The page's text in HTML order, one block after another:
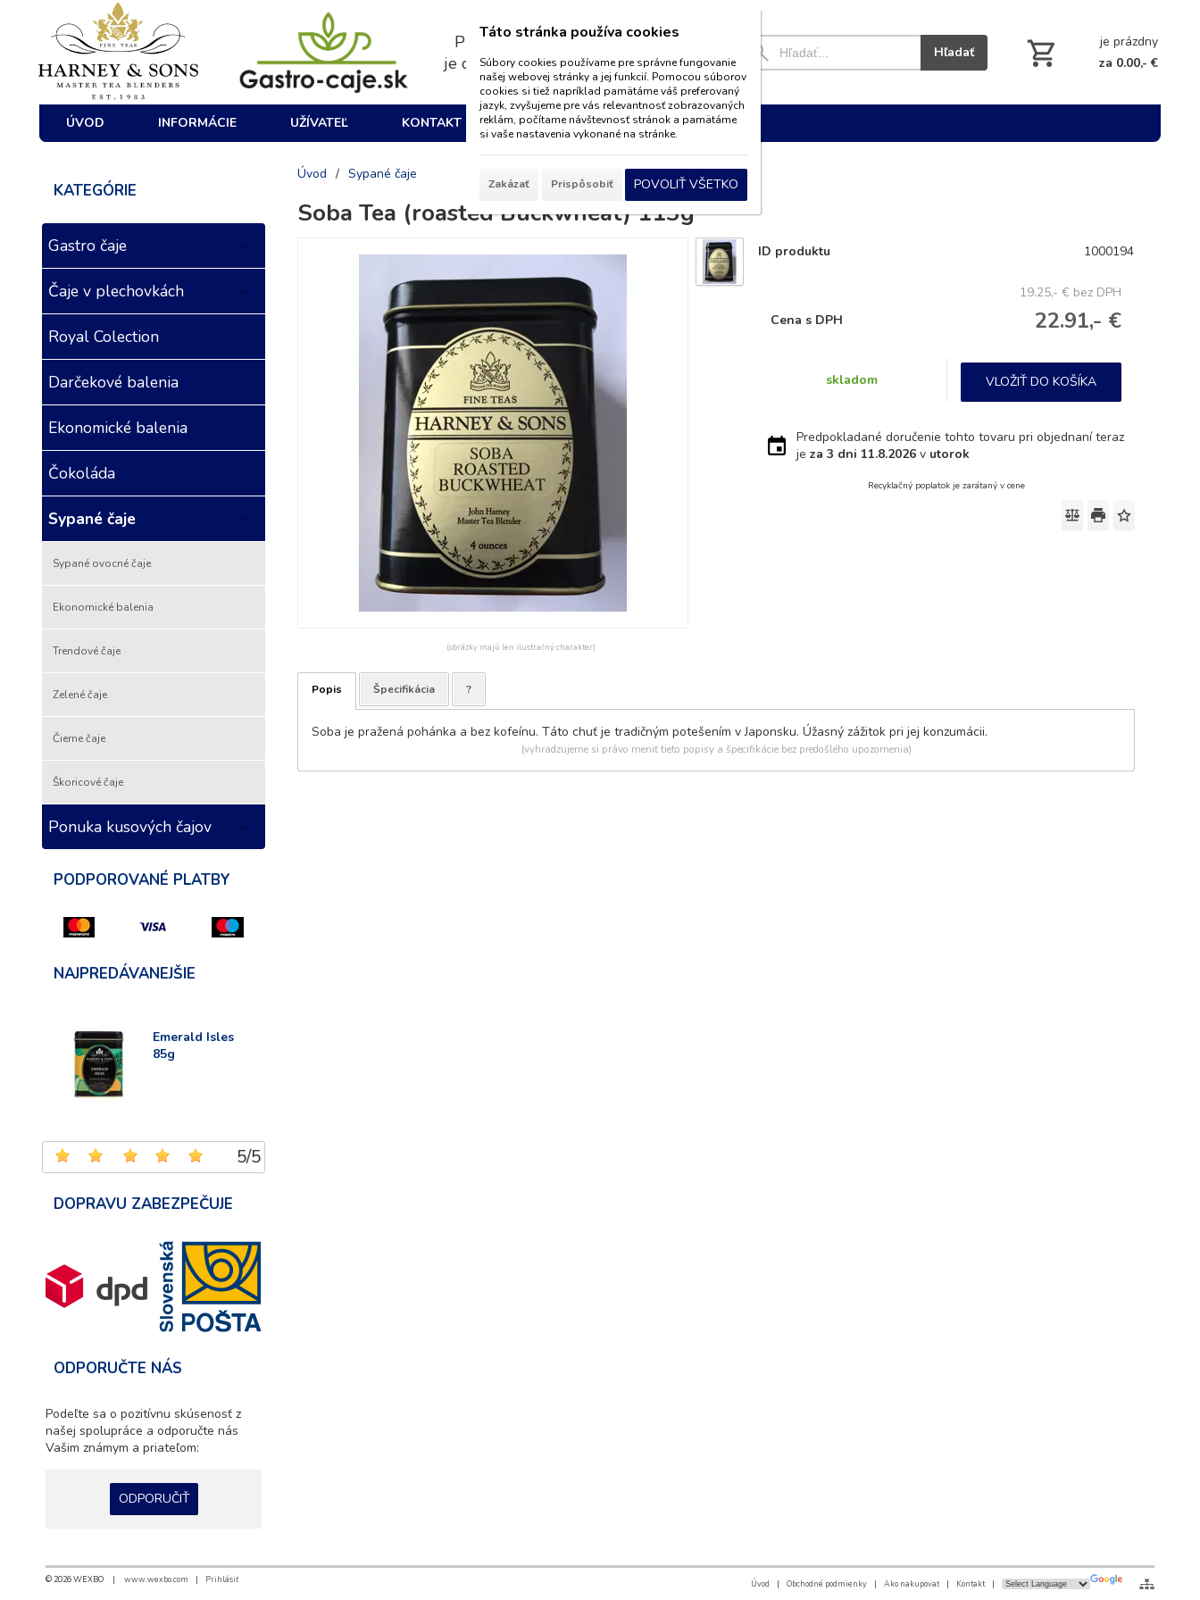
Pri nákupe nad 39€
je dopravaZADARMO Hľadať
je prázdny
za 0.00,- €
ÚVOD INFORMÁCIE UŽÍVATEĽ KONTAKT
KATEGÓRIE
Gastro čaje
Čaje v plechovkách
Royal Colection
Darčekové balenia
Ekonomické balenia
Čokoláda
Sypané čaje
Sypané ovocné čaje
Ekonomické balenia
Trendové čaje
Zelené čaje
Čierne čaje
Škoricové čaje
Ponuka kusových čajov
PODPOROVANÉ PLATBY
NAJPREDÁVANEJŠIE
Emerald Isles
85g
5/5
DOPRAVU ZABEZPEČUJE
ODPORUČTE NÁS
Podeľte sa o pozitívnu skúsenosť z
našej spolupráce a odporučte nás
Vašim známym a priateľom:
ODPORUČIŤ
Úvod / Sypané čaje
Soba Tea (roasted Buckwheat) 113g
(obrázky majú len ilustračný charakter)
ID produktu 1000194
19.25,- € bez DPH
22.91,- €
Cena s DPH
skladom VLOŽIŤ DO KOŠÍKA
Predpokladané doručenie tohto tovaru pri objednaní teraz
jeza 3 dni 11.8.2026 v utorok
Recyklačný poplatok je zarátaný v cene
Popis Špecifikácia ?
Soba je pražená pohánka a bez kofeínu. Táto chuť je tradičným potešením v Japonsku. Úžasný zážitok pri jej konzumácii.
(vyhradzujeme si právo meniť tieto popisy a špecifikácie bez predošlého upozornenia)
© 2026 WEXBO | www.wexbo.com | Prihlásiť Úvod | Obchodné podmienky | Ako nakupovať | Kontakt|
Táto stránka používa cookies
Súbory cookies používame pre správne fungovanie
našej webovej stránky a jej funkcií. Pomocou súborov
cookies si tiež napríklad pamätáme váš preferovaný
jazyk, zvyšujeme pre vás relevantnosť zobrazovaných
reklám, počítame návštevnosť stránok a pamätáme
si vaše nastavenia vykonané na stránke.
Zakázať Prispôsobiť POVOLIŤ VŠETKO